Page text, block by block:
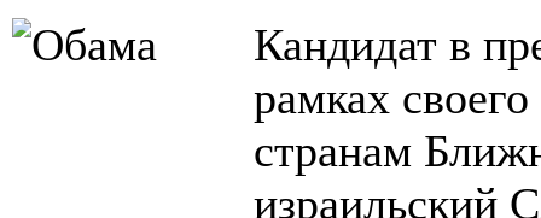
Кандидат в
рамках
странам
израильский